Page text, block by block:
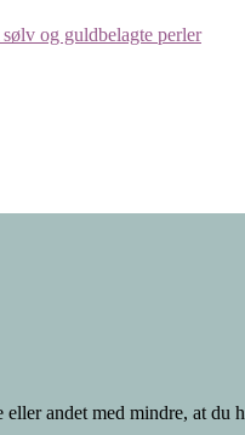
andet med mindre, at